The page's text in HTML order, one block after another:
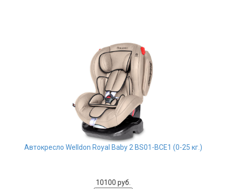
Автокресло Welldon Royal Baby 2 BS01-BCE1 (0-25 кг.)
10100 руб.